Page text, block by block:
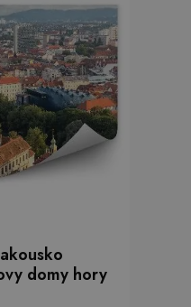
domy hory